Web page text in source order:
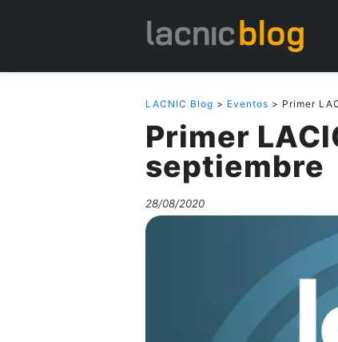
LACNIC Blog > Eventos > Primer
Primer
septiembre
28/08/2020